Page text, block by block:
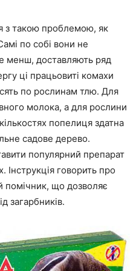
з такою проблемою, як
по собі вони не
менш, доставляють ряд
ці працьовиті комахи
по рослинам тлю. Для
молока, а для рослини
попелиця здатна
садове дерево.
популярний препарат
Інструкція говорить про
що дозволяє
загарбників.